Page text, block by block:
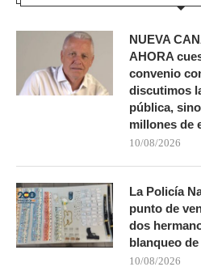
NUEVA
AHORA
convenio
discutimos
pública,
millones de
10/08/2026
La Policía
punto de
dos
blanqueo
10/08/2026